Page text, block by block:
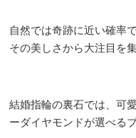
自然では奇跡に近い確率
その美しさから大注目を
結婚指輪の裏石では、可
ーダイヤモンドが選べる